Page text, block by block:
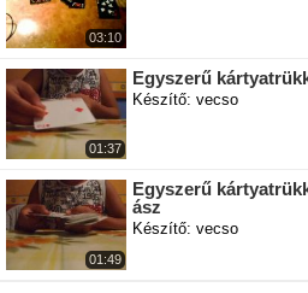
03:10
01:37
Egyszerű
Készítő: vecso
01:49
Egyszerű
ász
Készítő: vecso